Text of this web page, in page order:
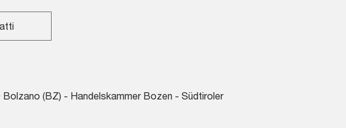
(BZ) - Handelskammer Bozen - Südtiroler